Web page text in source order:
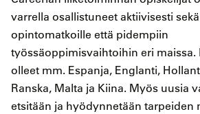
varrella osallistuneet aktiivisesti
opintomatkoille että pidempiin
työssäoppimisvaihtoihin eri maissa.
olleet mm. Espanja, Englanti,
Ranska, Malta ja Kiina. Myös uusia
etsitään ja hyödynnetään tarpeiden